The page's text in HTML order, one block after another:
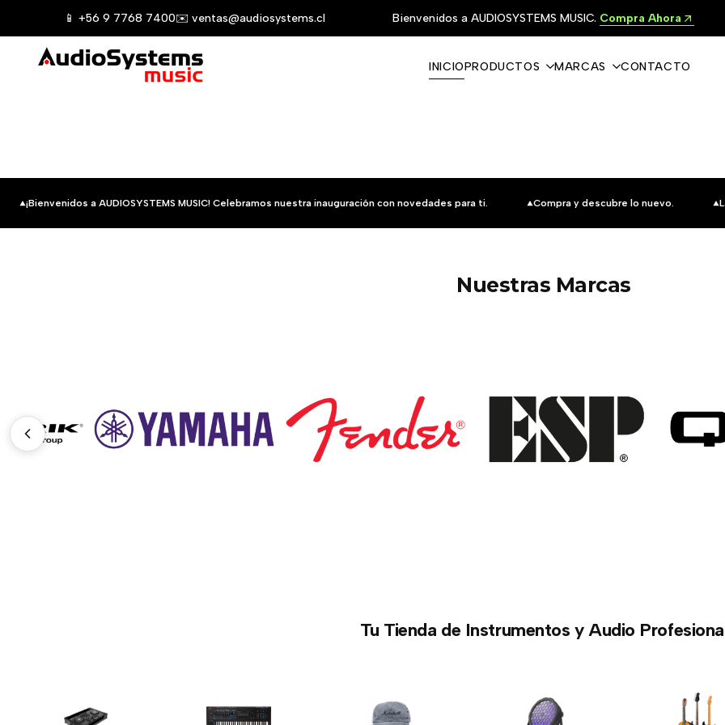
📱 +56 9 7768 7400✉️ ventas@audiosystems.cl Bienvenidos a AUDIOSYSTEMS MUSIC. Compra Ahora
INICIOPRODUCTOS MARCAS CONTACTO
¡Bienvenidos a AUDIOSYSTEMS MUSIC! Celebramos nuestra inauguración con novedades para ti. Compra y descubre lo nuevo.
Nuestras Marcas
Tu Tienda de Instrumentos y Audio